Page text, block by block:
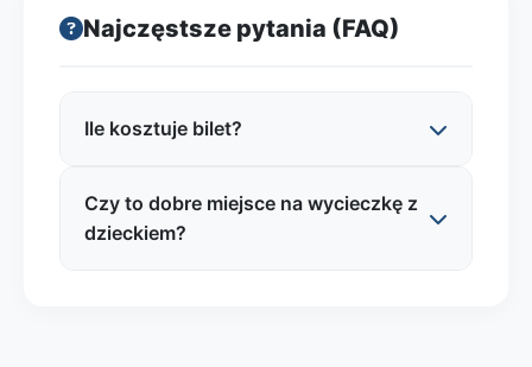
Najczęstsze pytania (FAQ)
Ile kosztuje bilet?
Najczęściej spotykane widełki dla tego
typu oddziału muzealnego w centrum
Czy to dobre miejsce na wycieczkę z
dzieckiem?